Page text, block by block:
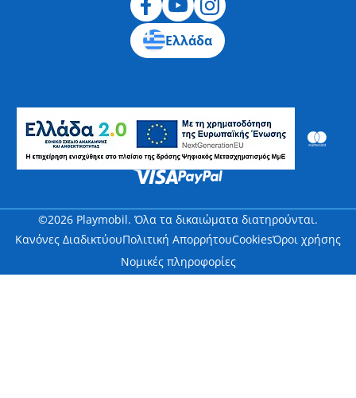
Ελλάδα
©2026 Playmobil. Όλα τα δικαιώματα διατηρούνται.
Κανόνες ΔιαδικτύουΠολιτική ΑπορρήτουCookiesΌροι χρήσης
Νομικές πληροφορίες